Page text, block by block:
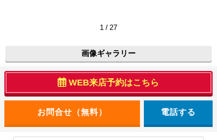
1 / 27
画像ギャラリー
WEB来店予約はこちら
電話する